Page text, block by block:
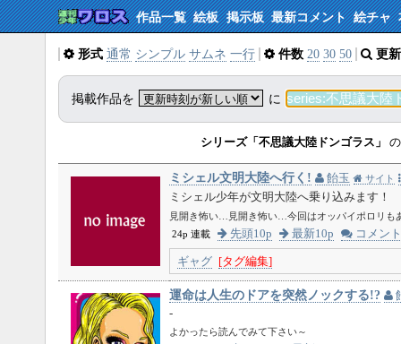
作品一覧 絵板 掲示板 最新コメント 絵チャ
形式 通常 シンプル サムネ 一行 件数 20 30 50 更
掲載作品を に
シリーズ「不思議大陸ドンゴラス」
ミシェル文明大陸へ行く! 飴玉 サイト
ミシェル少年が文明大陸へ乗り込みます！
見開き怖い…見開き怖い…今回はオッパイポロリも
24p 連載
先頭10p 最新10p コメント
ギャグ [タグ編集]
運命は人生のドアを突然ノックする!?
-
よかったら読んでみて下さい～